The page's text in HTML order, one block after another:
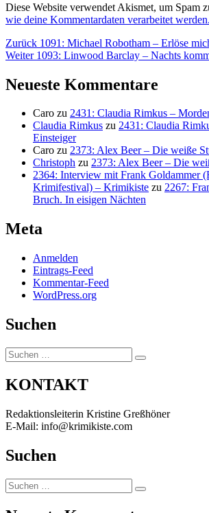
Diese Website verwendet Akismet, um Spam
wie deine Kommentardaten verarbeitet werden.
Beitragsnavigation
Zurück Vorheriger
Beitrag:
1091: Michael Robotham – Erlöse
Weiter Nächster
1093: Linwood Barclay – Nachts
Neueste Kommentare
Caro zu 2431: Claudia Rimkus –
Claudia Rimkus zu 2431: Claudia
Einsteiger
Caro zu 2373: Alex Beer – Die weiße
Christoph zu 2373: Alex Beer – Die
2364: Interview mit Frank Goldammer
Krimifestival) – Krimikiste zu 2267:
Bruch. In eisigen Nächten
Meta
Anmelden
Eintrags-Feed
Kommentar-Feed
WordPress.org
Suchen
Suchen
nach:
Suchen
KONTAKT
Redaktionsleiterin Kristine Greßhöner
E-Mail: info@krimikiste.com
Suchen
Suchen
nach:
Suchen